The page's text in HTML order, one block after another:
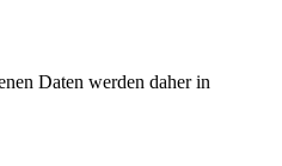
Daten werden daher in